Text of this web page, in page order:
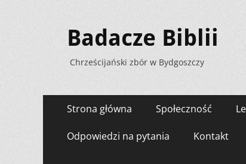
Badacze Biblii
Chrześcijański zbór w Bydgoszczy
Menu
zawartości
Strona główna Społeczność
Odpowiedzi na pytania Kontakt